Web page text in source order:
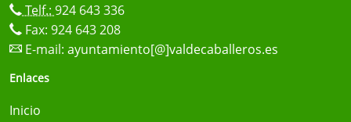
Telf.: 924 643 336
Fax: 924 643 208
E-mail: ayuntamiento[@]valdecaballeros.es
Enlaces
Inicio